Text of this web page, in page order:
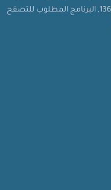
مشاهدة هذا الموقع من خلال شاشة 768 × 1366, البرنامج المطلوب للتصفح: